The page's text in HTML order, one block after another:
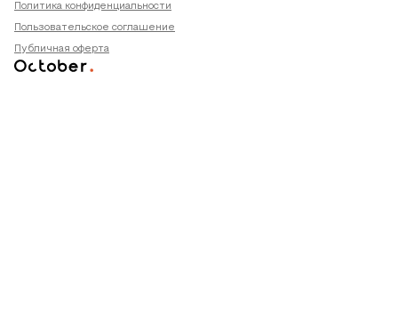
Политика конфиденциальности
Пользовательское соглашение
Публичная оферта